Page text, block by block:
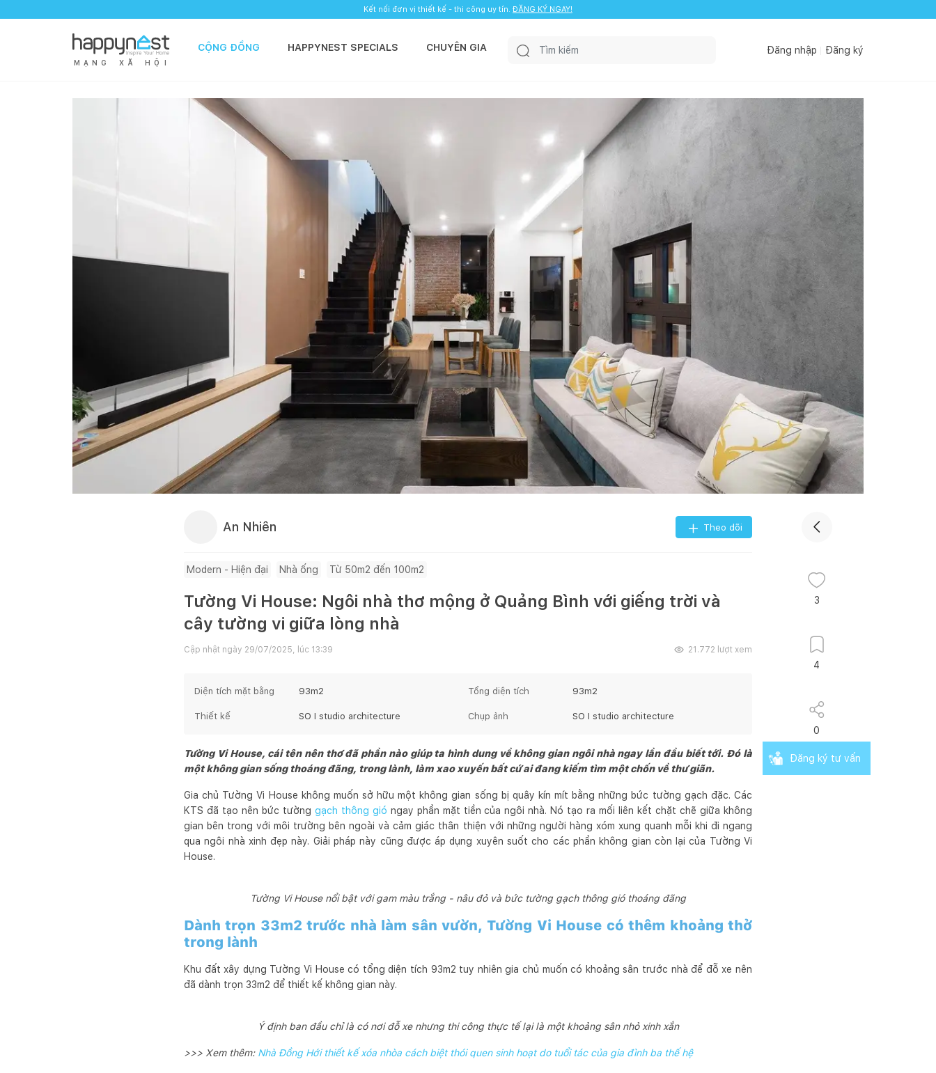
Kết nối đơn vị thiết kế - thi công uy tín. ĐĂNG KÝ NGAY!
M Ạ N G X Ã H Ộ I
CỘNG ĐỒNG HAPPYNEST SPECIALS CHUYÊN GIA Đăng nhập Đăng ký
An Nhiên Theo dõi
Modern - Hiện đại Nhà ống Từ 50m2 đến 100m2
Tường Vi House: Ngôi nhà thơ mộng ở Quảng Bình với giếng trời và
cây tường vi giữa lòng nhà
Cập nhật ngày 29/07/2025, lúc 13:39 21.772 lượt xem
Diện tích mặt bằng 93m2 Tổng diện tích 93m2
Thiết kế SO I studio architecture Chụp ảnh SO I studio architecture
Tường Vi House, cái tên nên thơ đã phần nào giúp ta hình dung về không gian ngôi nhà ngay lần đầu biết tới. Đó là
một không gian sống thoáng đãng, trong lành, làm xao xuyến bất cứ ai đang kiếm tìm một chốn về thư giãn.
Gia chủ Tường Vi House không muốn sở hữu một không gian sống bị quây kín mít bằng những bức tường gạch đặc. Các
KTS đã tạo nên bức tường gạch thông gió ngay phần mặt tiền của ngôi nhà. Nó tạo ra mối liên kết chặt chẽ giữa không
gian bên trong với môi trường bên ngoài và cảm giác thân thiện với những người hàng xóm xung quanh mỗi khi đi ngang
qua ngôi nhà xinh đẹp này. Giải pháp này cũng được áp dụng xuyên suốt cho các phần không gian còn lại của Tường Vi
House.
Tường Vi House nổi bật với gam màu trắng - nâu đỏ và bức tường gạch thông gió thoáng đãng
Dành trọn 33m2 trước nhà làm sân vườn, Tường Vi House có thêm khoảng thở
trong lành
Khu đất xây dựng Tường Vi House có tổng diện tích 93m2 tuy nhiên gia chủ muốn có khoảng sân trước nhà để đỗ xe nên
đã dành trọn 33m2 để thiết kế không gian này.
Ý định ban đầu chỉ là có nơi đỗ xe nhưng thi công thực tế lại là một khoảng sân nhỏ xinh xắn
>>> Xem thêm: Nhà Đồng Hới thiết kế xóa nhòa cách biệt thói quen sinh hoạt do tuổi tác của gia đình ba thế hệ
3
4
0
Đăng ký tư vấn